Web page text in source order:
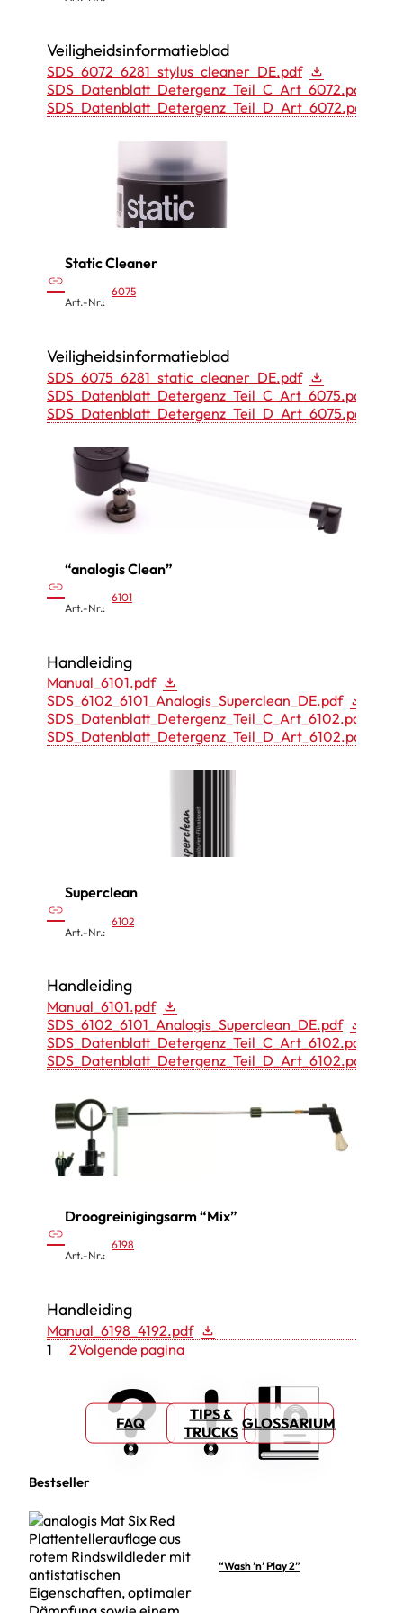
s
C
l
e
Veiligheidsinformatieblad
SDS_6072_6281_stylus_cleaner_DE.pdf
SDS_Datenblatt_Detergenz_Teil_C_Art_6072.pdf
SDS_Datenblatt_Detergenz_Teil_D_Art_6072.pdf
link
S
a
t
i
c
C
l
e
e
Static Cleaner
Art.-Nr.:
6075
Veiligheidsinformatieblad
SDS_6075_6281_static_cleaner_DE.pdf
SDS_Datenblatt_Detergenz_Teil_C_Art_6075.pdf
SDS_Datenblatt_Detergenz_Teil_D_Art_6075.pdf
link
“
n
a
l
o
g
a
”
“analogis Clean”
Art.-Nr.:
6101
Handleiding
Manual_6101.pdf
SDS_6102_6101_Analogis_Superclean_DE.pdf
SDS_Datenblatt_Detergenz_Teil_C_Art_6102.pdf
SDS_Datenblatt_Detergenz_Teil_D_Art_6102.pdf
link
S
p
e
r
c
l
e
a
Superclean
Art.-Nr.:
6102
Handleiding
Manual_6101.pdf
SDS_6102_6101_Analogis_Superclean_DE.pdf
SDS_Datenblatt_Detergenz_Teil_C_Art_6102.pdf
SDS_Datenblatt_Detergenz_Teil_D_Art_6102.pdf
link
D
o
o
g
g
i
n
g
s
a
Droogreinigingsarm “Mix”
Art.-Nr.:
6198
Handleiding
Manual_6198_4192.pdf
1
2Volgende pagina
FAQ
TIPS &
TRUCKS GLOSSARIUM
Bestseller
“Wash ’n’ Play 2”